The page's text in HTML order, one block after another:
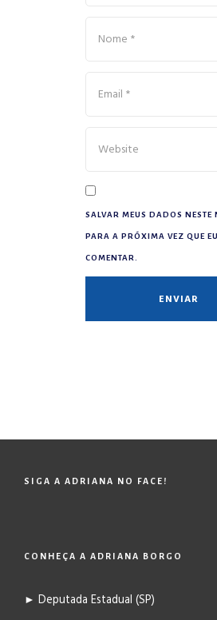
SALVAR MEUS DADOS NESTE
PARA A PRÓXIMA VEZ QUE EU
COMENTAR.
SIGA A ADRIANA NO FACE!
CONHEÇA A ADRIANA BORGO
► Deputada Estadual (SP)